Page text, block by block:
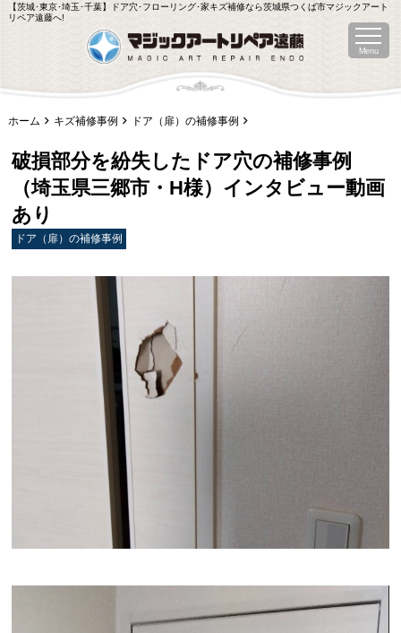
【茨城･東京･埼玉･千葉】ドア穴･フローリング･家キズ補修なら茨城県つくば市マジックアート
リペア遠藤へ!
ホーム キズ補修事例 ドア（扉）の補修事例
破損部分を紛失したドア穴の補修事例
（埼玉県三郷市・H様）インタビュー動画
あり
ドア（扉）の補修事例
Menu